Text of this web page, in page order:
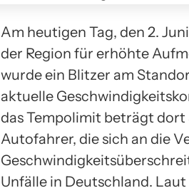
Am heutigen Tag, den 2.
der Region für erhöhte
wurde ein Blitzer am
aktuelle
das Tempolimit beträgt dort
Autofahrer, die sich an die
Unfälle in Deutschland. Laut